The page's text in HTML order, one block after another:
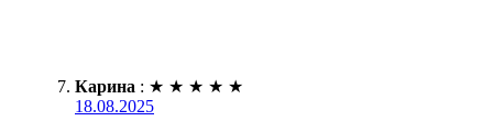
Карина : ★ ★ ★ ★ ★
18.08.2025